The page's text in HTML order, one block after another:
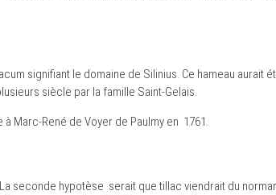
signifiant le domaine de Silinius. Ce hameau aurait
siècle par la famille Saint-Gelais.
Marc-René de Voyer de Paulmy en 1761.
seconde hypotèse serait que tillac viendrait du